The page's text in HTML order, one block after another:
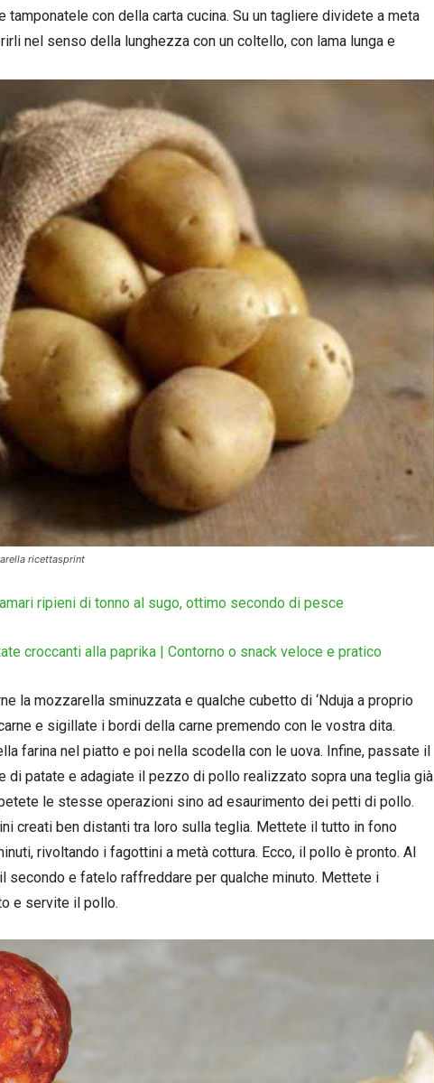
tamponatele con della carta cucina. Su un tagliere dividete a meta
nel senso della lunghezza con un coltello, con lama lunga e
ricettasprint
ripieni di tonno al sugo, ottimo secondo di pesce
croccanti alla paprika | Contorno o snack veloce e pratico
la mozzarella sminuzzata e qualche cubetto di ‘Nduja a proprio
e sigillate i bordi della carne premendo con le vostra dita.
farina nel piatto e poi nella scodella con le uova. Infine, passate il
di patate e adagiate il pezzo di pollo realizzato sopra una teglia già
le stesse operazioni sino ad esaurimento dei petti di pollo.
creati ben distanti tra loro sulla teglia. Mettete il tutto in fono
rivoltando i fagottini a metà cottura. Ecco, il pollo è pronto. Al
secondo e fatelo raffreddare per qualche minuto. Mettete i
e servite il pollo.